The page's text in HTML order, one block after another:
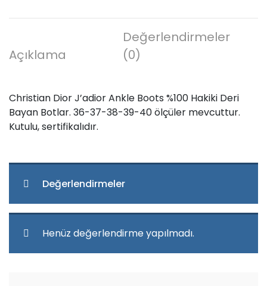
Açıklama
Değerlendirmeler
(0)
Christian Dior J’adior Ankle Boots %100 Hakiki Deri
Bayan Botlar. 36-37-38-39-40 ölçüler mevcuttur.
Kutulu, sertifikalıdır.
Değerlendirmeler
Henüz değerlendirme yapılmadı.